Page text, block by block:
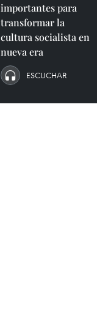
importantes para
transformar la
cultura socialista en
nueva era
ESCUCHAR